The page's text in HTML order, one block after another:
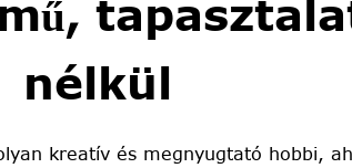
nélkül
kreatív és megnyugtató hobbi,